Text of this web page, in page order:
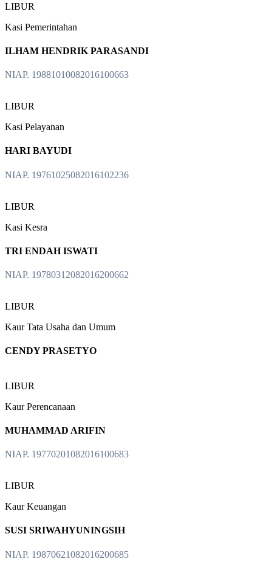
LIBUR
Kasi Pemerintahan
ILHAM HENDRIK PARASANDI
NIAP. 19881010082016100663
LIBUR
Kasi Pelayanan
HARI BAYUDI
NIAP. 19761025082016102236
LIBUR
Kasi Kesra
TRI ENDAH ISWATI
NIAP. 19780312082016200662
LIBUR
Kaur Tata Usaha dan Umum
CENDY PRASETYO
LIBUR
Kaur Perencanaan
MUHAMMAD ARIFIN
NIAP. 19770201082016100683
LIBUR
Kaur Keuangan
SUSI SRIWAHYUNINGSIH
NIAP. 19870621082016200685